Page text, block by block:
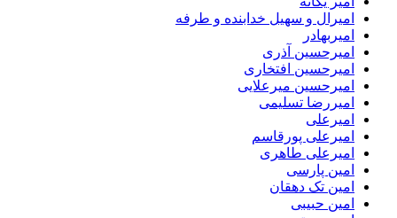
امیرال و سهیل خدابنده و طرفه
امیربهادر
امیرحسین آذری
امیرحسین افتخاری
امیرحسین میرعلایی
امیررضا تسلیمی
امیرعلی
امیرعلی پورقاسم
امیرعلی طاهری
امین پارسی
امین تک دهقان
امین حبیبی